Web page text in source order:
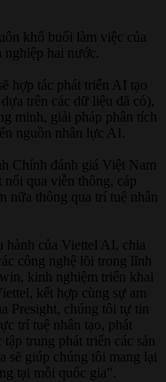
khổ buổi làm việc của
hai nước.
hợp tác phát triển AI tạo
trên các dữ liệu đã có),
minh, giải pháp phân tích
nguồn nhân lực AI.
Chính đánh giá Việt Nam
qua viễn thông, cáp
nữa thông qua trí tuệ nhân
hành của Viettel AI, chia
công nghệ lõi trong lĩnh
kinh nghiệm triển khai
kết hợp cùng sự am
Presight, chúng tôi tự tin
trí tuệ nhân tạo, phát
trung phát triển các sản
sẽ giúp chúng tôi mang lại
tại mỗi quốc gia”.